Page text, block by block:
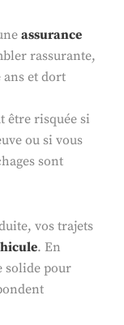
assurance
rassurante,
et dort
être risquée si
ou si vous
sont
vos trajets
. En
solide pour